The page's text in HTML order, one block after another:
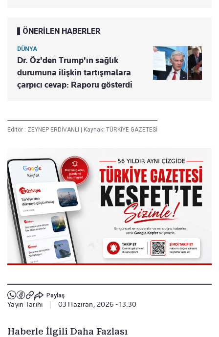
ÖNERİLEN HABERLER
DÜNYA
Dr. Öz'den Trump'ın sağlık
durumuna ilişkin tartışmalara
çarpıcı cevap: Raporu gösterdi
Editör : ZEYNEP ERDİVANLI Kaynak: TÜRKİYE GAZETESİ
Paylaş
Yayın Tarihi 03 Haziran, 2026 - 13:30
Haberle İlgili Daha Fazlası